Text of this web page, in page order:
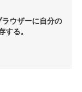
ウザーに自分の
る。